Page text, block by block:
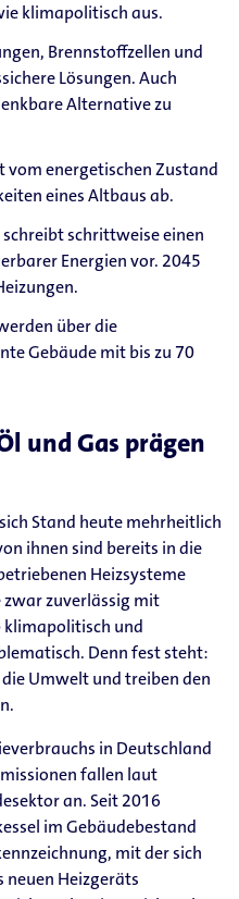
klimapolitisch aus.
Brennstoffzellen und
Lösungen. Auch
Alternative zu
vom energetischen Zustand
eines Altbaus ab.
schrittweise einen
Energien vor. 2045
über die
Gebäude mit bis zu 70
und Gas prägen
Stand heute mehrheitlich
ihnen sind bereits in die
Heizsysteme
zuverlässig mit
klimapolitisch und
Denn fest steht:
die Umwelt und treiben den
in Deutschland
fallen laut
an. Seit 2016
im Gebäudebestand
mit der sich
neuen Heizgeräts